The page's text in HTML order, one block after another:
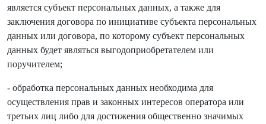
является субъект персональных данных, а также для
заключения договора по инициативе субъекта персональных
данных или договора, по которому субъект персональных
данных будет являться выгодоприобретателем или
поручителем;
- обработка персональных данных необходима для
осуществления прав и законных интересов оператора или
третьих лиц либо для достижения общественно значимых